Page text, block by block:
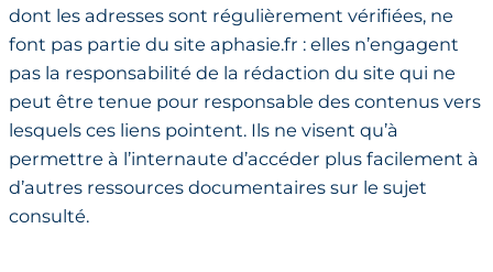
dont les adresses sont régulièrement vérifiées, ne
font pas partie du site aphasie.fr : elles n’engagent
pas la responsabilité de la rédaction du site qui ne
peut être tenue pour responsable des contenus vers
lesquels ces liens pointent. Ils ne visent qu’à
permettre à l’internaute d’accéder plus facilement à
d’autres ressources documentaires sur le sujet
consulté.